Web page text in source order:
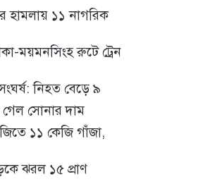
হামলায় ১১ নাগরিক
ময়মনসিংহ রুটে ট্রেন
নিহত বেড়ে ৯
গেল সোনার দাম
১১ কেজি গাঁজা,
ঝরল ১৫ প্রাণ